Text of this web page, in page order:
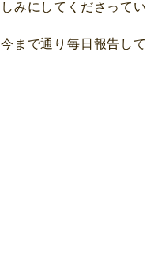
しみにしてくださって
今まで通り毎日報告し